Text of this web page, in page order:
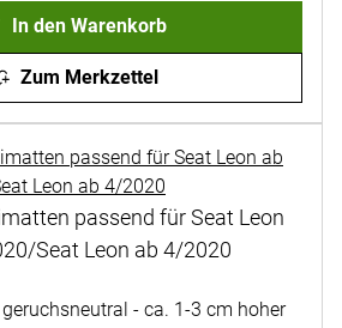
In den Warenkorb
Zum Merkzettel
passend für Seat Leon
Seat Leon ab 4/2020
abgegeben
- ca. 1-3 cm hoher